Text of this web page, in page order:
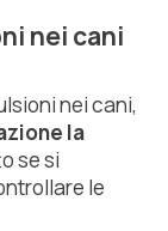
nei cani
nei cani,
la
se si
le